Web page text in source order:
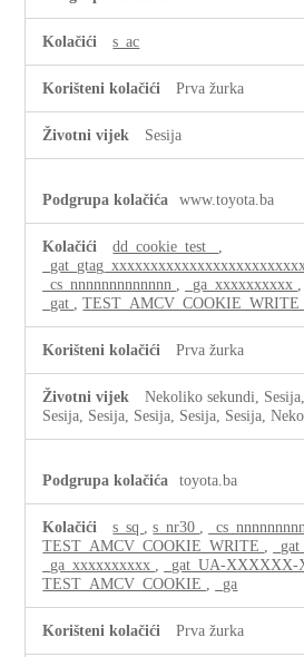
performanse
s_ac
Prva žurka
Sesija
www.toyota.ba
dd_cookie_test_
_cs_nnnnnnnnnnnnn
_ga_xxxxxxxxxx
_gat
,TEST_AMCV_COOKIE_WRITE
Prva žurka
Nekoliko sekundi,
Sesija, Sesija, Sesija, Sesija, Sesija,
toyota.ba
s_sq ,s_nr30
TEST_AMCV_COOKIE_WRITE
_gat
_ga_xxxxxxxxxx
_gat_UA-XXXXXX-
TEST_AMCV_COOKIE
_ga
Prva žurka